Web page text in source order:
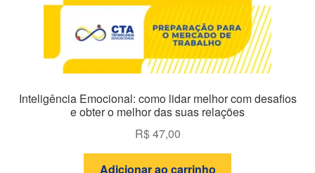
Inteligência Emocional: como lidar melhor com desafios
e obter o melhor das suas relações
R$47,00
Adicionar ao carrinho